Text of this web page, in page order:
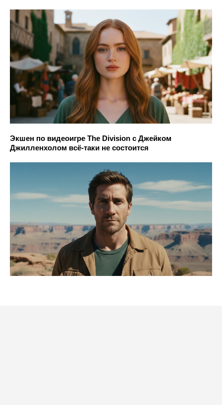
Экшен по видеоигре The Division с Джейком
Джилленхолом всё-таки не состоится